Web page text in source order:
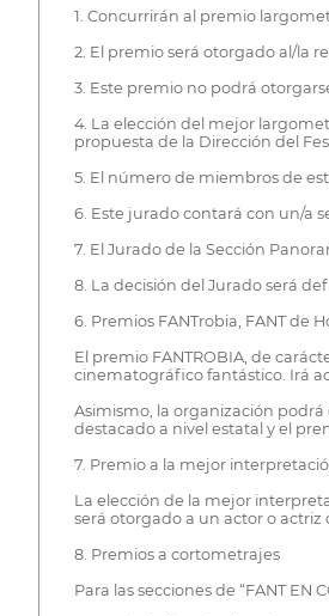
1. Concurrirán al premio
2. El premio será otorgado al/la
3. Este premio no podrá
4. La elección del mejor
propuesta de la Dirección del
5. El número de miembros de
6. Este jurado contará con un/a
7. El Jurado de la Sección
8. La decisión del Jurado será
6. Premios FANTrobia, FANT de
El premio FANTROBIA, de
cinematográfico fantástico. Irá
Asimismo, la organización
destacado a nivel estatal y el
7. Premio a la mejor
La elección de la mejor
será otorgado a un actor o
8. Premios a cortometrajes
Para las secciones de “FANT EN